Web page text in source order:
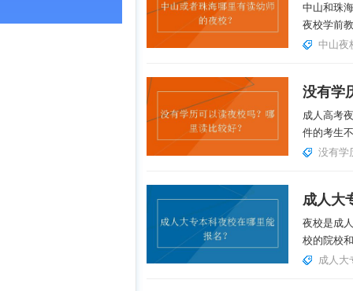
中山和珠
夜校学前
中山夜
成人高考
件的考生
没有学
成人大
夜校是成
校的院校
成人大